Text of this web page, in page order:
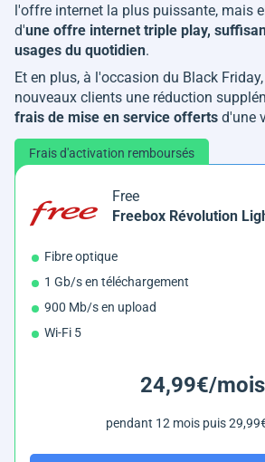
l'offre internet la plus puissante, mais
d'une offre internet triple play,
usages du quotidien.
Et en plus, à l'occasion du Black
nouveaux clients une réduction
frais de mise en service offerts d'une
Frais d'activation remboursés
Free
Freebox Révolution
Fibre optique
1 Gb/s en téléchargement
900 Mb/s en upload
Wi-Fi 5
24,99€/mois
pendant 12 mois puis